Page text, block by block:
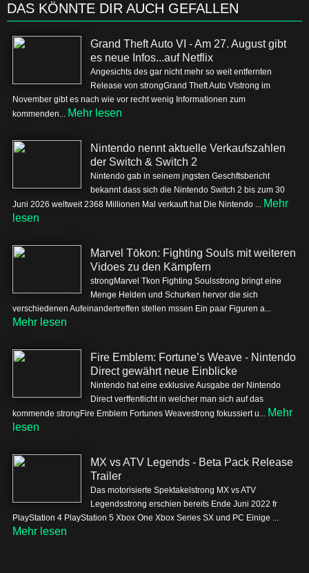
DAS KÖNNTE DIR AUCH GEFALLEN
Grand Theft Auto VI - Am 27. August gibt
es neue Infos...auf Netflix
Angesichts des gar nicht mehr so weit entfernten
Release von strongGrand Theft Auto VIstrong im
November gibt es nach wie vor recht wenig Informationen zum
kommenden... Mehr lesen
Nintendo nennt aktuelle Verkaufszahlen
der Switch & Switch 2
Nintendo gab in seinem jngsten Geschftsbericht
bekannt dass sich die Nintendo Switch 2 bis zum 30
Juni 2026 weltweit 2368 Millionen Mal verkauft hat Die Nintendo ... Mehr
lesen
Marvel Tōkon: Fighting Souls mit weiteren
Vidoes zu den Kämpfern
strongMarvel Tkon Fighting Soulsstrong bringt eine
Menge Helden und Schurken hervor die sich
verschiedenen Aufeinandertreffen stellen mssen Ein paar Figuren a...
Mehr lesen
Fire Emblem: Fortune’s Weave - Nintendo
Direct gewährt neue Einblicke
Nintendo hat eine exklusive Ausgabe der Nintendo
Direct verffentlicht in welcher man sich auf das
kommende strongFire Emblem Fortunes Weavestrong fokussiert u... Mehr
lesen
MX vs ATV Legends - Beta Pack Release
Trailer
Das motorisierte Spektakelstrong MX vs ATV
Legendsstrong erschien bereits Ende Juni 2022 fr
PlayStation 4 PlayStation 5 Xbox One Xbox Series SX und PC Einige ...
Mehr lesen